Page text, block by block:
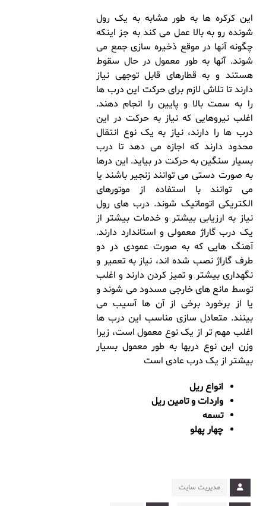
این کرکره ها به طور مشابه به یک رول
شونده رو به بالا عمل می کند به جز اینکه
چگونه آنها در موقع ذخیره سازی جمع می
شوند. آنها به طور معمول در حال سقوط
هستند و به قطارهای قابل توجهی نیاز
دارند تا تلاش لازم برای حرکت این درب ها
را به سمت بالا و پایین را انجام دهند.
اغلب نیروهایی که نیاز به حرکت در این
درب ها را دارند، نیاز به یک نوع انتقال
محدود دارند که اجازه می دهد تا درب
بسیار سنگین به حرکت در بیاید. این درها
به صورت دستی می توانند زنجیر باشند یا
می توانند با استفاده از موتورهای
الکتریکی اتوماتیک شوند. درب های رول
نیاز به ارزیابی بیشتر و خدمات بیشتر از
یک درب گاراژ معمولی و استاندارد دارند.
آهنگ هایی که به صورت عمودی در دو
طرف گاراژ نصب شده اند، نیاز به تعمیر و
نگهداری بیشتر و تمیز کردن دارند و اغلب
توسط مانع های خارجی مسدود می شوند و
یا از برخورد برخی از آن ها آسیب می
بینند. متعادل سازی مناسب این درب ها
اغلب مهم تر از یک نوع معمول است، زیرا
وزن این نوع دربها به طور معمول بسیار
بیشتر از یک درب عادی است
انواع ریل
واردات و تامین ریل
تسمه
چهار پهلو
مدیریت سایت